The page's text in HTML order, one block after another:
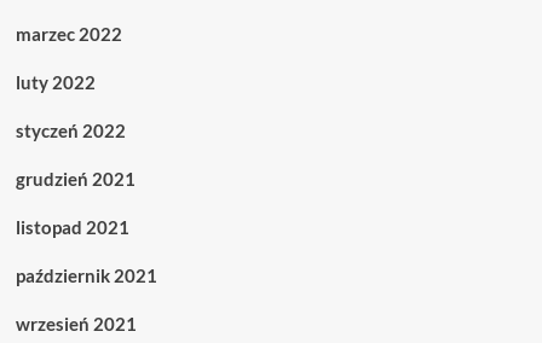
marzec 2022
luty 2022
styczeń 2022
grudzień 2021
listopad 2021
październik 2021
wrzesień 2021